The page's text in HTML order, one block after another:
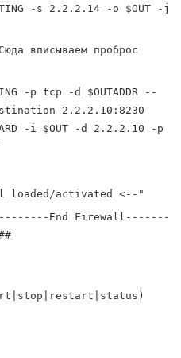
-s 2.2.2.14 -o $OUT -j
Сюда вписываем проброс
-p tcp -d $OUTADDR --
2.2.2.10:8230
-i $OUT -d 2.2.2.10 -p
loaded/activated <--"
End Firewall-------